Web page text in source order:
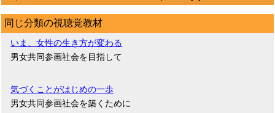
同じ分類の視聴覚教材
いま、女性の生き方が変わる
男女共同参画社会を目指して
気づくことがはじめの一歩
男女共同参画社会を築くために